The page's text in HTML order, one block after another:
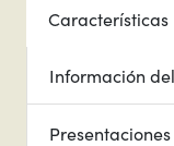
Características
Información
Presentaciones